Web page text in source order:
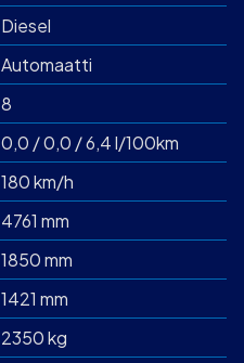
Diesel
Automaatti
8
0,0 / 0,0 / 6,4 l/100km
180 km/h
4761 mm
1850 mm
1421 mm
2350 kg